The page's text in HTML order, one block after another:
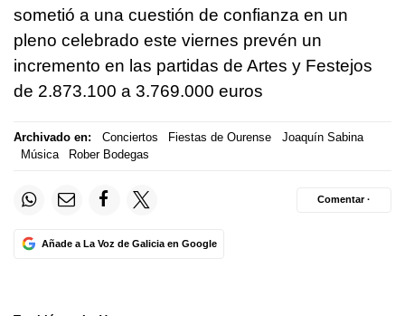
sometió a una cuestión de confianza en un
pleno celebrado este viernes prevén un
incremento en las partidas de Artes y Festejos
de 2.873.100 a 3.769.000 euros
Archivado en: Conciertos Fiestas de Ourense
Joaquín Sabina
Música
Rober Bodegas
Añade a La Voz de Galicia en Google
Comentar ·